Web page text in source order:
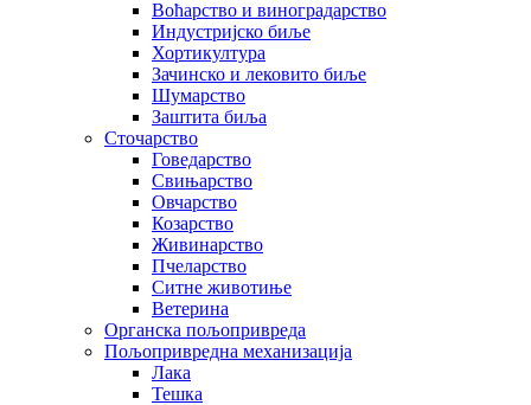
Воћарство и виноградарство
Индустријско биље
Хортикултура
Зачинско и лековито биље
Шумарство
Заштита биља
Сточарство
Говедарство
Свињарство
Овчарство
Козарство
Живинарство
Пчеларство
Ситне животиње
Ветерина
Органска пољопривреда
Пољопривредна механизација
Лака
Тешка